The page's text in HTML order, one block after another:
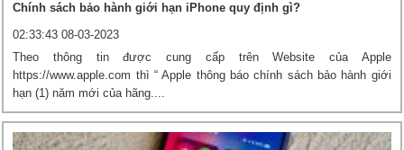
Chính sách bảo hành giới hạn iPhone quy định gì?
02:33:43 08-03-2023
Theo thông tin được cung cấp trên Website của Apple
https://www.apple.com thì “ Apple thông báo chính sách bảo hành giới
hạn (1) năm mới của hãng....